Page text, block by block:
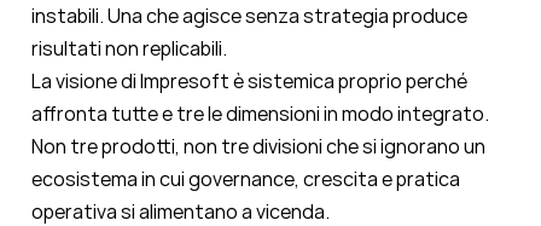
instabili. Una che agisce senza strategia produce
risultati non replicabili.
La visione di Impresoft è sistemica proprio perché
affronta tutte e tre le dimensioni in modo integrato.
Non tre prodotti, non tre divisioni che si ignorano un
ecosistema in cui governance, crescita e pratica
operativa si alimentano a vicenda.